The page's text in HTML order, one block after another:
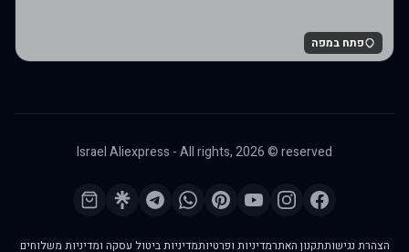
פתח במפה
Israel Aliexpress - All rights,2026© reserved
הצהרת נגישותתקנון האתרמדיניות ופרטיותמדיניות ביטול עסקה ומדיניות משלוחים